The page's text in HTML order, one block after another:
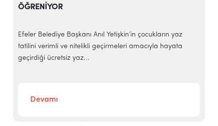
ÖĞRENİYOR
Efeler Belediye Başkanı Anıl Yetişkin’in çocukların yaz
tatilini verimli ve nitelikli geçirmeleri amacıyla hayata
geçirdiği ücretsiz yaz...
Devamı